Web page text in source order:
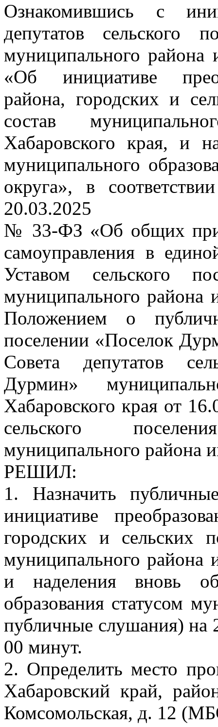
Ознакомившись с
депутатов сельского
муниципального района
«Об инициативе
района, городских и
состав
Хабаровского края, и
муниципального
округа», в
20.03.2025
№ 33-ФЗ «Об общих
самоуправления в
Уставом сельского
муниципального района
Положением о
поселении «Поселок
Совета депутатов
Дурмин»
Хабаровского края от
сельского
муниципального района
РЕШИЛ:
1. Назначить
инициативе
городских и сельских
муниципального района
и наделения вновь
образования статусом
публичные слушания) на
00 минут.
2. Определить место
Хабаровский край,
Комсомольская, д. 12